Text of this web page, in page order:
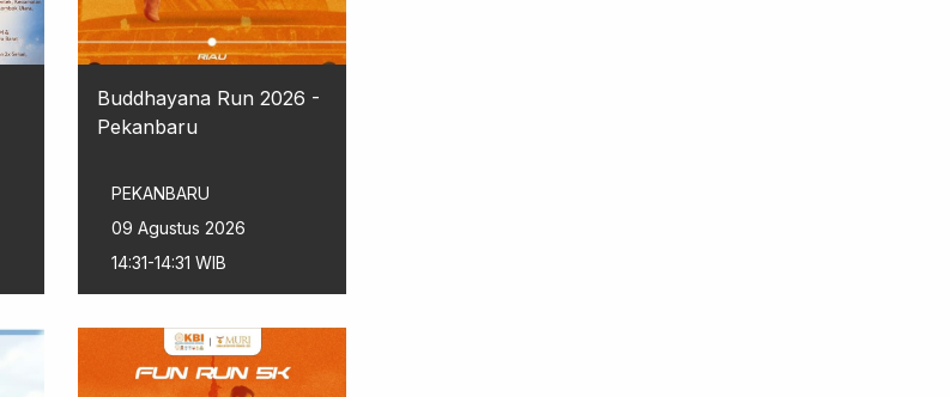
Buddhayana Run 2026 -
Pekanbaru
PEKANBARU
09 Agustus 2026
14:31-14:31 WIB